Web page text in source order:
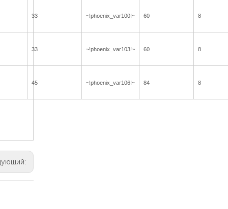
33 ~!phoenix_var100!~ 60
8
33 ~!phoenix_var103!~ 60
8
45 ~!phoenix_var106!~ 84
8